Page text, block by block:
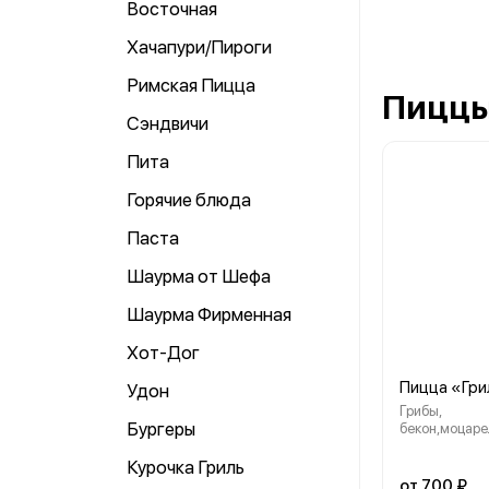
Восточная
Хачапури/Пироги
Римская Пицца
Сэндвичи
Пита
Горячие блюда
Паста
Шаурма от Шефа
Шаурма Фирменная
Хот-Дог
Удон
Бургеры
Курочка Гриль
Пицца
Грибы,